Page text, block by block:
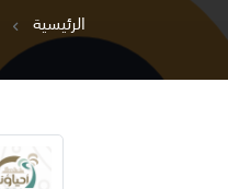
الرئيسية